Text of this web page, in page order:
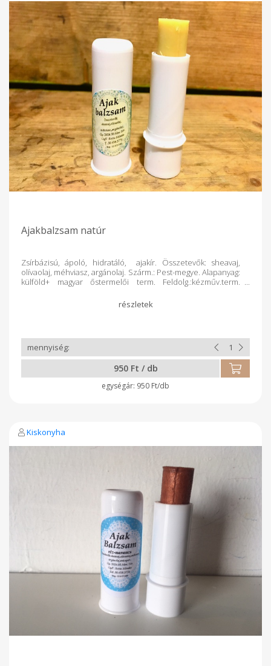
Ajakbalzsam natúr
Zsírbázisú, ápoló, hidratáló, ajakír. Összetevők: sheavaj,
olívaolaj, méhviasz, argánolaj. Szárm.: Pest-megye. Alapanyag:
külföld+ magyar őstermelői term. Feldolg.:kézműv.term.
950 Ft / db
950 Ft/db
Kiskonyha